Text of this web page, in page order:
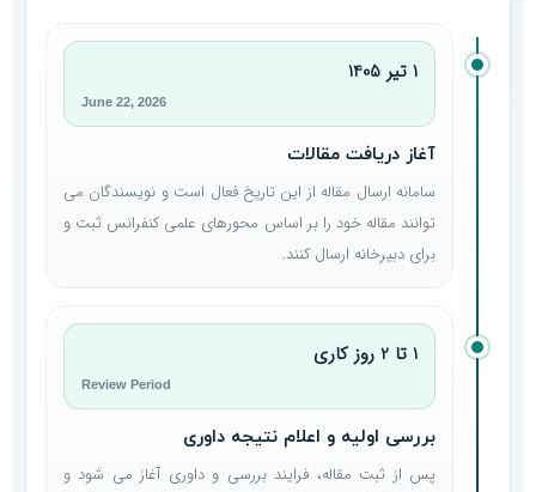
1 تیر 1405
June 22, 2026
آغاز دریافت مقالات
سامانه ارسال مقاله از این تاریخ فعال است و نویسندگان می
توانند مقاله خود را بر اساس محورهای علمی کنفرانس ثبت و
برای دبیرخانه ارسال کنند.
1 تا 2 روز کاری
Review Period
بررسی اولیه و اعلام نتیجه داوری
پس از ثبت مقاله، فرایند بررسی و داوری آغاز می شود و